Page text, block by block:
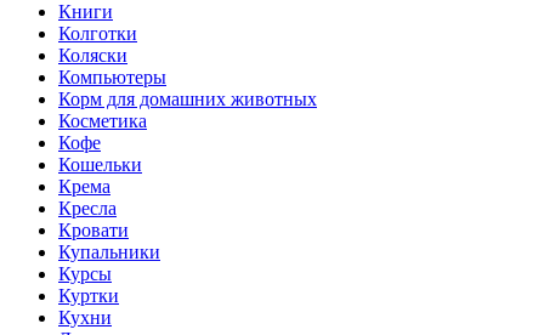
Книги
Колготки
Коляски
Компьютеры
Корм для домашних животных
Косметика
Кофе
Кошельки
Крема
Кресла
Кровати
Купальники
Курсы
Куртки
Кухни